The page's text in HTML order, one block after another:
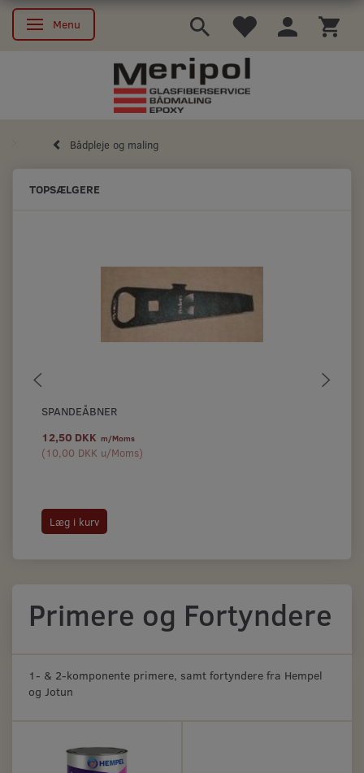
Skifte navigation
Menu
Bådpleje og maling
TOPSÆLGERE
SPANDEÅBNER
12,50 DKK m/Moms
(10,00 DKK u/Moms)
Læg i kurv
Primere og Fortyndere
1- & 2-komponente primere, samt fortyndere fra Hempel
og Jotun